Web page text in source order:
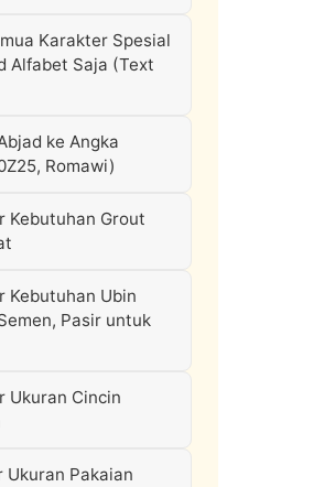
Karakter Spesial
Alfabet Saja (Text
ke Angka
Romawi)
Kebutuhan Grout
Kebutuhan Ubin
Pasir untuk
Ukuran Cincin
Ukuran Pakaian